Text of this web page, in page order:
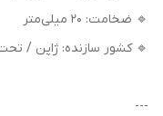
🔹 ضخامت: 20 میلی‌متر
🔹 کشور سازنده: ژاپن /
---